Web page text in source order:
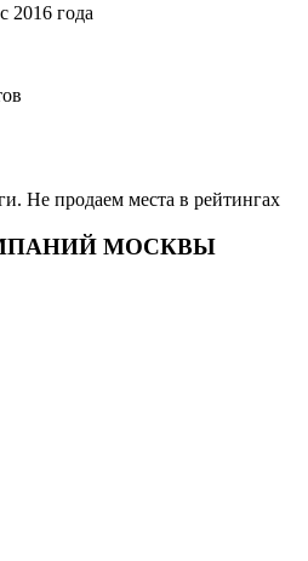
2016 года
Не продаем места в рейтингах
МОСКВЫ